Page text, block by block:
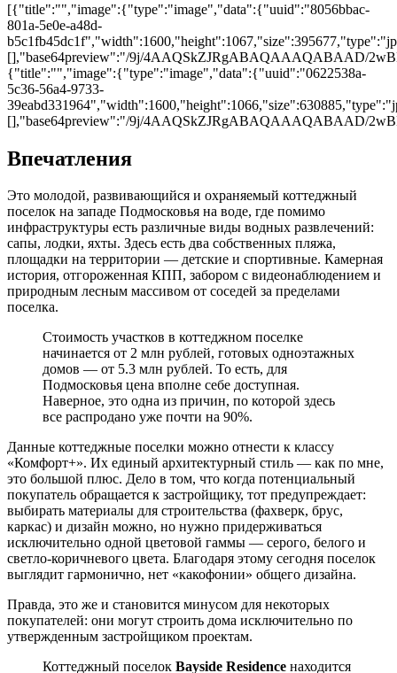
[{"title":"","image":{"type":"image","data":{"uuid":"8056bbac-
801a-5e0e-a48d-
[],"base64preview":"/9j/4AAQSkZJRgABAQAAAQABAAD/
{"title":"","image":{"type":"image","data":{"uuid":"0622538a-
5c36-56a4-9733-
[],"base64preview":"/9j/4AAQSkZJRgABAQAAAQABAAD/
Впечатления
Это молодой, развивающийся и охраняемый коттеджный
поселок на западе Подмосковья на воде, где помимо
инфраструктуры есть различные виды водных развлечений:
сапы, лодки, яхты. Здесь есть два собственных пляжа,
площадки на территории ― детские и спортивные. Камерная
история, отгороженная КПП, забором с видеонаблюдением и
природным лесным массивом от соседей за пределами
поселка.
Стоимость участков в коттеджном поселке
начинается от 2 млн рублей, готовых одноэтажных
домов ― от 5.3 млн рублей. То есть, для
Подмосковья цена вполне себе доступная.
Наверное, это одна из причин, по которой здесь
все распродано уже почти на 90%.
Данные коттеджные поселки можно отнести к классу
«Комфорт+». Их единый архитектурный стиль ― как по мне,
это большой плюс. Дело в том, что когда потенциальный
покупатель обращается к застройщику, тот предупреждает:
выбирать материалы для строительства (фахверк, брус,
каркас) и дизайн можно, но нужно придерживаться
исключительно одной цветовой гаммы ― серого, белого и
светло-коричневого цвета. Благодаря этому сегодня поселок
выглядит гармонично, нет «какофонии» общего дизайна.
Правда, это же и становится минусом для некоторых
покупателей: они могут строить дома исключительно по
утвержденным застройщиком проектам.
Коттеджный поселок Bayside Residence находится